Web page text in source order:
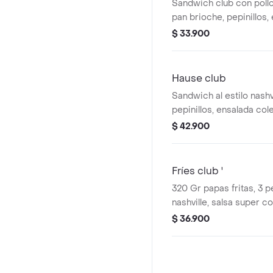
Sandwich club con
pan brioche, pepinillos,
coleslaw y salsa de la
$ 33.900
Hause club
Sandwich al estilo
pepinillos, ensalada
salsa de la casa
$ 42.900
Fríes club '
320 Gr papas fritas, 3
nashville, salsa super
chedar salsa de
$ 36.900